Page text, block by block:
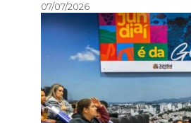
07/07/2026